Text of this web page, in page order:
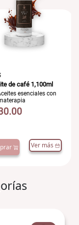
de café 1,100ml
esenciales con
Ver más